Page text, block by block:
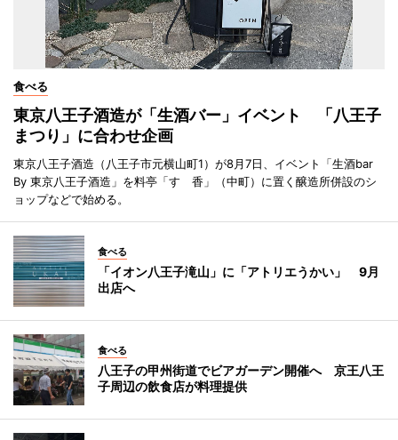
食べる
東京八王子酒造が「生酒バー」イベント 「八王子
まつり」に合わせ企画
東京八王子酒造（八王子市元横山町1）が8月7日、イベント「生酒bar
By 東京八王子酒造」を料亭「すゞ香」（中町）に置く醸造所併設のシ
ョップなどで始める。
食べる
「イオン八王子滝山」に「アトリエうかい」 9月
出店へ
食べる
八王子の甲州街道でビアガーデン開催へ 京王八王
子周辺の飲食店が料理提供